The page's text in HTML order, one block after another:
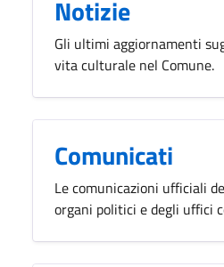
Notizie
Gli ultimi aggiornamenti
vita culturale nel Comune.
Comunicati
Le comunicazioni ufficiali
organi politici e degli uffici